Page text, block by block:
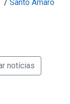
/ Santo Amaro
Busca de Notícias